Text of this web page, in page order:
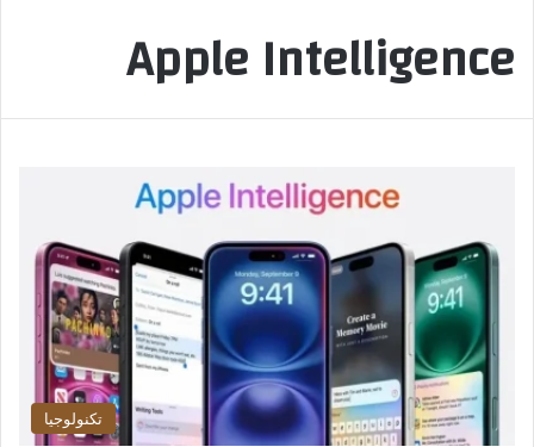
Apple Intelligence
تكنولوجيا